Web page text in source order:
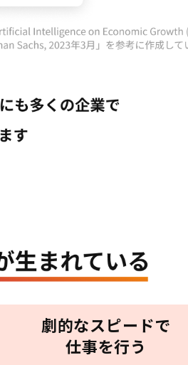
劇的なスピードで
仕事を行う